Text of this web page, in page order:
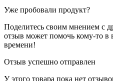
Уже пробовали продукт?
Поделитесь своим мнением с
отзыв может помочь кому-то в
времени!
Отзыв успешно отправлен
У этого товара пока нет